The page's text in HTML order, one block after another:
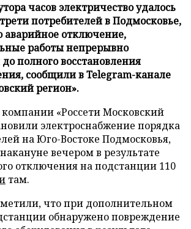
часов электричество удалось
потребителей в Подмосковье,
аварийное отключение,
работы непрерывно
полного восстановления
сообщили в Telegram-канале
регион».
«Россети Московский
электроснабжение порядка
на Юго-Востоке Подмосковья,
вечером в результате
отключения на подстанции 110
там.
что при дополнительном
обнаружено повреждение